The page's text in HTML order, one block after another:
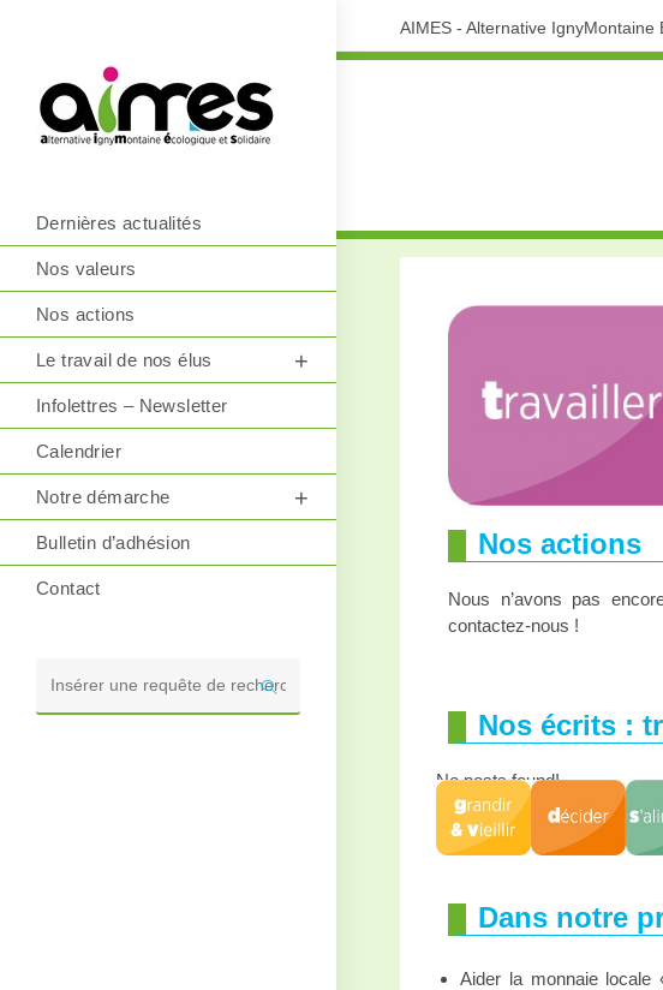
AIMES - Alternative IgnyMontaine
Dernières actualités
Nos valeurs
Nos actions
Le travail de nos élus
Infolettres – Newsletter
Calendrier
Notre démarche
Bulletin d’adhésion
Contact
Nos actions
Nous n’avons pas
contactez-nous !
Nos écrits :
No posts found!
Dans notre
Aider la monnaie locale